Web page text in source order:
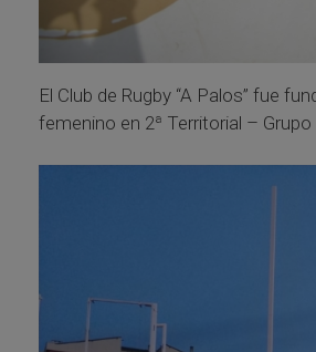
El Club de Rugby “A Palos” fue
femenino en 2ª Territorial –